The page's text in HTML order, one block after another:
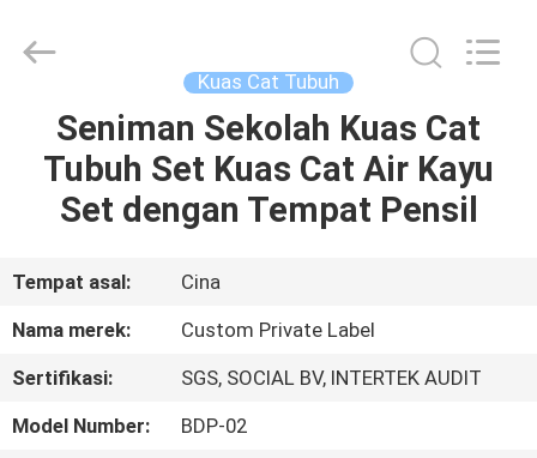
RUMAH
PRODUK
TENTANG
KAMI
TUR
PABRIK
Kuas Cat Tubuh
Seniman Sekolah Kuas Cat
Tubuh Set Kuas Cat Air Kayu
Set dengan Tempat Pensil
Tempat asal:
Cina
Nama merek:
Custom Private Label
Sertifikasi:
SGS, SOCIAL BV, INTERTEK AUDIT
Model Number:
BDP-02